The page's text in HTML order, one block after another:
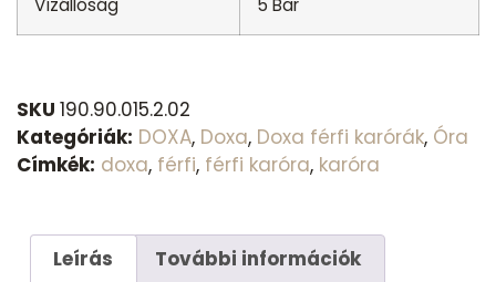
Vízállóság 5 Bar
SKU 190.90.015.2.02
Kategóriák: DOXA, Doxa, Doxa férfi karórák, Óra
Címkék: doxa, férfi, férfi karóra, karóra
Leírás További információk